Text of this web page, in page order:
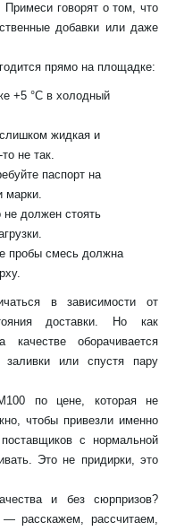
говорят о том, что
добавки или даже
прямо на площадке:
+5 °C в холодный
жидкая и
не так.
паспорт на
марки.
должен стоять
пробы смесь должна
в зависимости от
доставки. Но как
качестве оборачивается
или спустя пару
по цене, которая не
чтобы привезли именно
с нормальной
Это не придирки, это
и без сюрпризов?
расскажем, рассчитаем,